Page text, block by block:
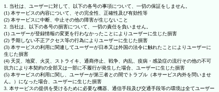
1. 当社は、ユーザーに対して、以下の各号の事項について、一切の保証をしません。
(1) 本サービスの内容について、その完全性、正確性及び有効性等
(2) 本サービスに中断、中止その他の障害が生じないこと
2. 当社は、以下の各号の損害について、一切の責任を負いません。
(1) ユーザーが登録情報の変更を行わなかったことによりユーザーに生じた損害
(2) 予期しない不正アクセス等の行為によりユーザーに生じた損害
(3) 本サービスの利用に関連してユーザーが日本又は外国の法令に触れたことによりユーザーに
生じた損害
(4) 天災、地変、火災、ストライキ、通商停止、戦争、内乱、疫病・感染症の流行その他の不可
抗力により本契約の全部又は一部に不履行が発生した場合、ユーザーに生じた損害
(5) 本サービスの利用に関し、ユーザーが第三者との間でトラブル（本サービス内外を問いませ
ん。）になった場合、ユーザーに生じた損害
3. 本サービスの提供を受けるために必要な機器、通信手段及び交通手段等の環境は全てユーザー